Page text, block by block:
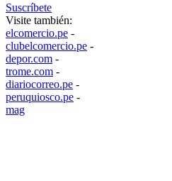
Suscríbete
Visite también:
elcomercio.pe -
clubelcomercio.pe -
depor.com -
trome.com -
diariocorreo.pe -
peruquiosco.pe -
mag